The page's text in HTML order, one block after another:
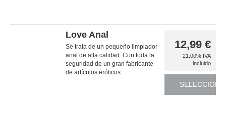
Love Anal
Se trata de un pequeño limpiador
anal de alta calidad. Con toda la
seguridad de un gran fabricante
de artículos eróticos.
12,99 €
21.00% IVA
incluido